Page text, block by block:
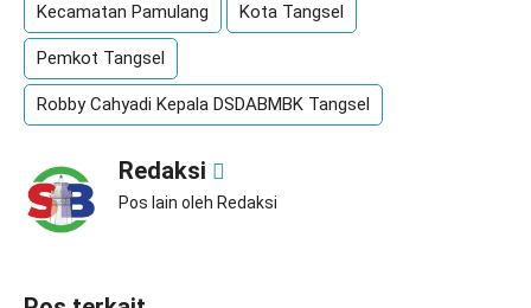
Kecamatan Pamulang Kota Tangsel
Pemkot Tangsel
Robby Cahyadi Kepala DSDABMBK Tangsel
Redaksi
Pos lain oleh Redaksi